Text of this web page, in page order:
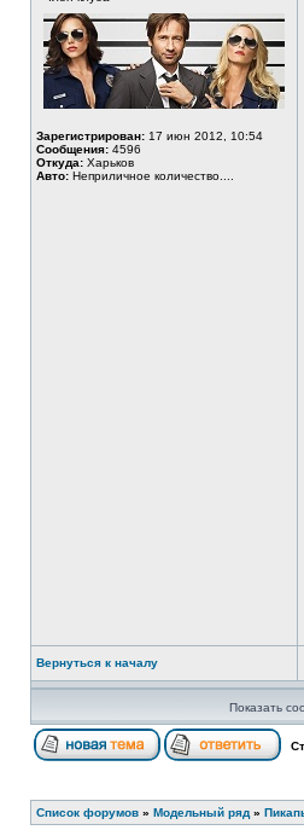
Зарегистрирован: 17 июн 2012, 10:54
Сообщения: 4596
Откуда: Харьков
Авто: Неприличное количество....
Вернуться к началу
Показать
Список форумов » Модельный ряд »